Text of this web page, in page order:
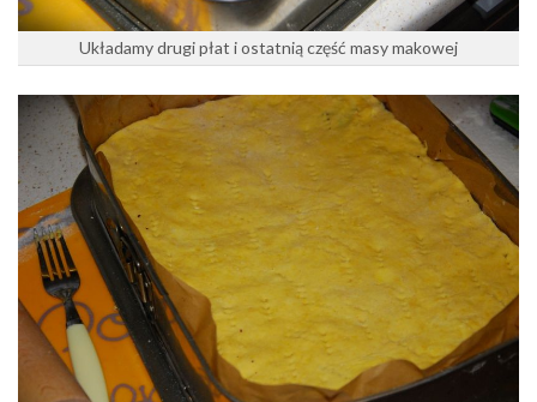
Układamy drugi płat i ostatnią część masy makowej